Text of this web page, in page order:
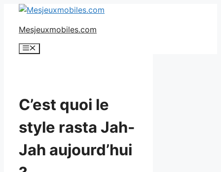
Aller
contenu
Mesjeuxmobiles.com
Menu
C’est quoi le
style rasta Jah-
Jah aujourd’hui